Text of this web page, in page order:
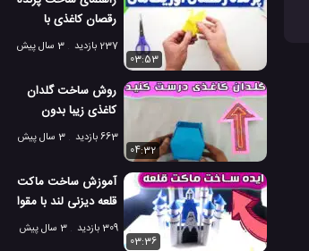
رقصان کاغذی با
اوریگامی 🐥
237 بازدید
3 سال پیش
03:53
روش ساخت گلدان
کاغذی زیبا بدون
استفاده از چسب
663 بازدید
3 سال پیش
04:32
آموزش ساخت ماکت
قلعه دیزنی لند با مقوا
و چسب
309 بازدید
3 سال پیش
03:36